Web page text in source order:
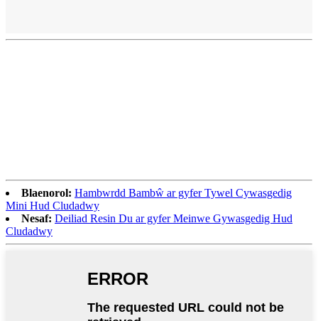
Blaenorol: Hambwrdd Bambŵ ar gyfer Tywel Cywasgedig
Mini Hud Cludadwy
Nesaf: Deiliad Resin Du ar gyfer Meinwe Gywasgedig Hud
Cludadwy